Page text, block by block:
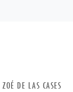
ZOÉ DE LAS CASES